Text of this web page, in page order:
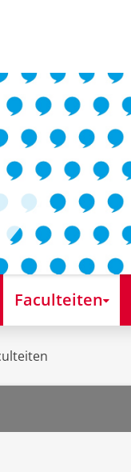
Faculteiten